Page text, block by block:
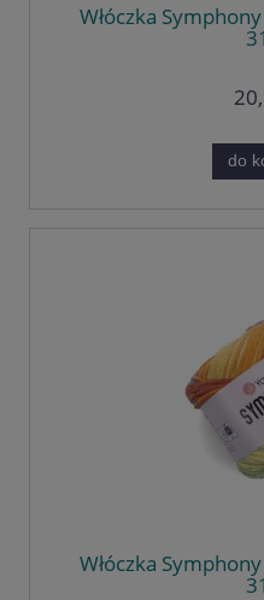
Włóczka
do
Włóczka